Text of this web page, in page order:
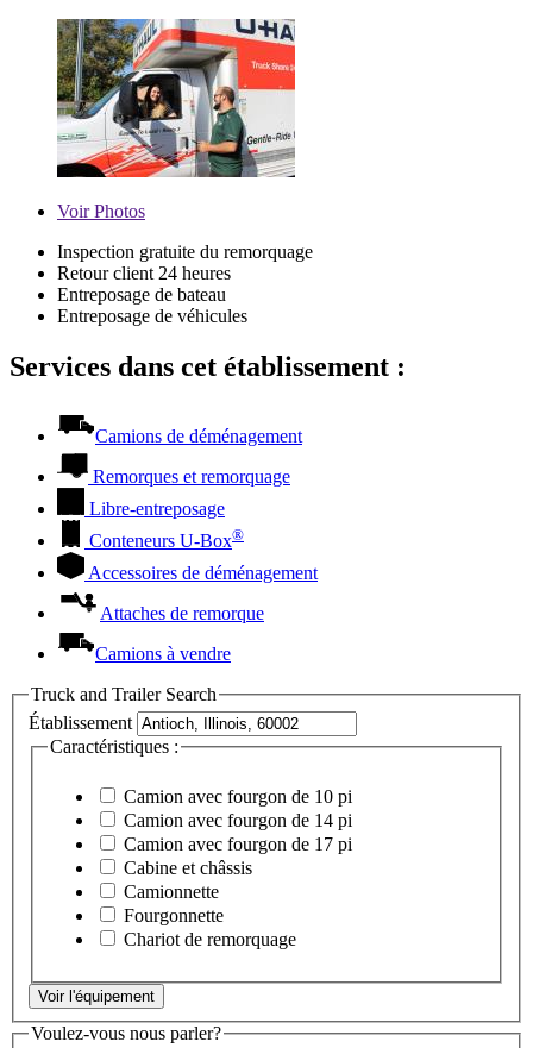
VoirPhotos
Inspection gratuite du remorquage
Retour client 24 heures
Entreposage de bateau
Entreposage de véhicules
Services dans cet établissement :
Camions de déménagement
Remorques et remorquage
Libre-entreposage
Conteneurs U-Box®
Accessoires de déménagement
Attaches de remorque
Camions à vendre
Truck and Trailer Search
Établissement
Caractéristiques :
Camion avec fourgon de 10 pi
Camion avec fourgon de 14 pi
Camion avec fourgon de 17 pi
Cabine et châssis
Camionnette
Fourgonnette
Chariot de remorquage
Voir l'équipement
Voulez-vous nous parler?